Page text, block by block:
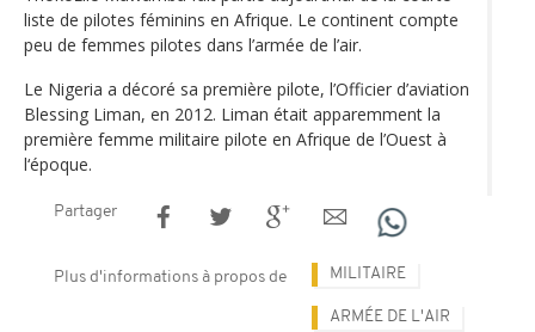
liste de pilotes féminins en Afrique. Le continent compte
peu de femmes pilotes dans l’armée de l’air.
Le Nigeria a décoré sa première pilote, l’Officier d’aviation
Blessing Liman, en 2012. Liman était apparemment la
première femme militaire pilote en Afrique de l’Ouest à
l‘époque.
Partager
Plus d'informations à propos de MILITAIRE
ARMÉE DE L'AIR